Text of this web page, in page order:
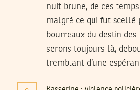
nuit brune, de ces
malgré ce qui fut scellé
bourreaux du destin des
serons toujours là,
tremblant d’une